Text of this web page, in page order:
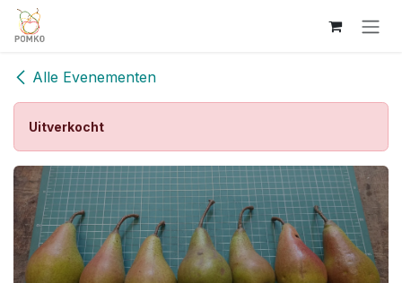
Overslaan naar inhoud
Alle Evenementen
Uitverkocht